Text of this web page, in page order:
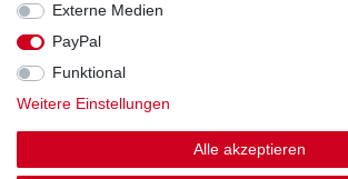
Externe Medien
PayPal
Funktional
Weitere Einstellungen
Alle akzeptieren